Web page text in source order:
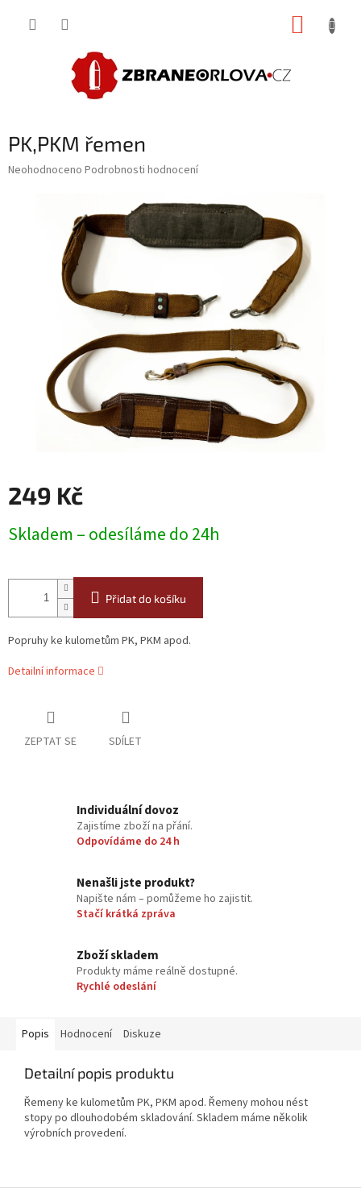
PK,PKM řemen
Průměrné
Neohodnoceno Podrobnosti hodnocení
249 Kč
cena:
Skladem – odesíláme do 24h
Přidat do košíku
Popruhy ke kulometům PK, PKM apod.
Detailní informace
ZEPTAT SE SDÍLET
Individuální dovoz
Zajistíme zboží na přání.
Odpovídáme do 24 h
Nenašli jste produkt?
Napište nám – pomůžeme ho zajistit.
Stačí krátká zpráva
Zboží skladem
Produkty máme reálně dostupné.
Rychlé odeslání
Popis Hodnocení Diskuze
Detailní popis produktu
Řemeny ke kulometům PK, PKM apod. Řemeny mohou nést
stopy po dlouhodobém skladování. Skladem máme několik
výrobních provedení.